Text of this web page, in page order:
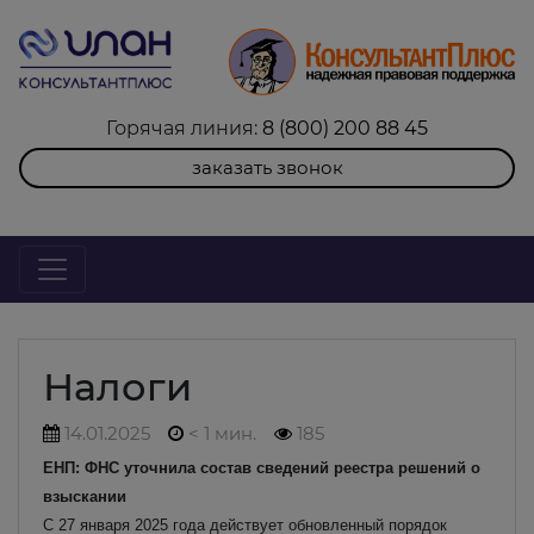
Горячая линия: 8 (800) 200 88 45
заказать звонок
Налоги
14.01.2025 < 1 мин. 185
ЕНП: ФНС уточнила состав сведений реестра решений о
взыскании
С 27 января 2025 года действует обновленный порядок